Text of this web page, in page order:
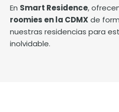
En Smart Residence,
roomies en la CDMX de
nuestras residencias para
inolvidable.